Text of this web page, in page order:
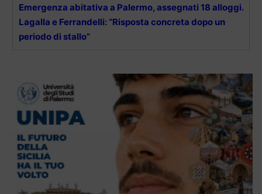
Emergenza abitativa a Palermo, assegnati 18 alloggi.
Lagalla e Ferrandelli: “Risposta concreta dopo un
periodo di stallo”